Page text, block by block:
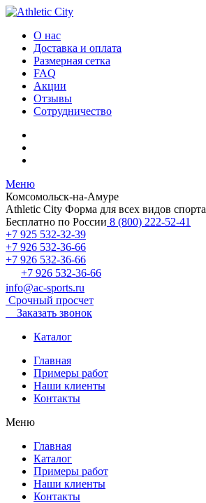
О нас
Доставка и оплата
Размерная сетка
FAQ
Акции
Отзывы
Сотрудничество
Меню
Комсомольск-на-Амуре
Athletic City Форма для всех видов спорта
Бесплатно по России 8 (800) 222-52-41
+7 925 532-32-39
+7 926 532-36-66
+7 926 532-36-66
+7 926 532-36-66
info@ac-sports.ru
Срочный просчет
Заказать звонок
Каталог
Главная
Примеры работ
Наши клиенты
Контакты
Меню
Главная
Каталог
Примеры работ
Наши клиенты
Контакты